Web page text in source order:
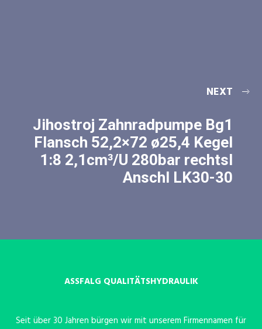
NEXT
Jihostroj Zahnradpumpe Bg1
Flansch 52,2×72 ø25,4 Kegel
1:8 2,1cm³/U 280bar rechtsl
Anschl LK30-30
ASSFALG QUALITÄTSHYDRAULIK
Seit über 30 Jahren bürgen wir mit unserem Firmennamen für